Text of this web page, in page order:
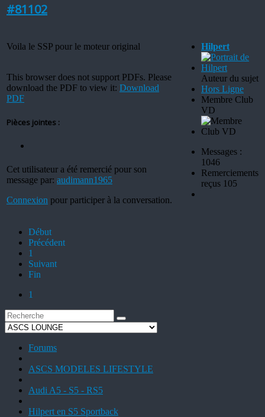
#81102
Voila le SSP pour le moteur original
This browser does not support PDFs. Please
download the PDF to view it: Download
PDF
Pièces jointes :
Cet utilisateur a été remercié pour son
message par: audimann1965
Connexion pour participer à la conversation.
Hilpert
Auteur du sujet
Hors Ligne
Membre Club
VD
Messages :
1046
Remerciements
reçus 105
Début
Précédent
1
Suivant
Fin
1
Forums
ASCS MODELES LIFESTYLE
Audi A5 - S5 - RS5
Hilpert en S5 Sportback